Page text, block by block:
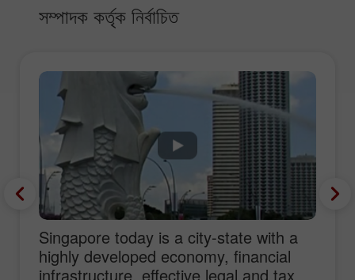
সম্পাদক কর্তৃক নির্বাচিত
Singapore today is a city-state with a
highly developed economy, financial
infrastructure, effective legal and tax